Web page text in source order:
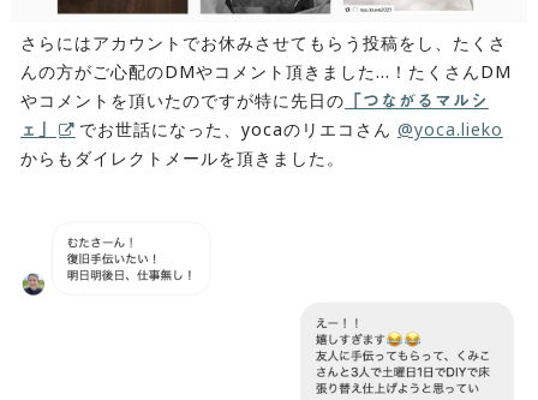
さらにはアカウントでお休みさせてもらう投稿をし、たくさ
んの方がご心配のDMやコメント頂きました…！たくさんDM
やコメントを頂いたのですが特に先日の 「つながるマルシ
ェ」
でお世話になった、yocaのリエコさん @yoca.lieko
からもダイレクトメールを頂きました。